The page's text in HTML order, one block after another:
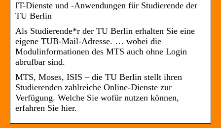
IT-Dienste und -Anwendungen für Studierende der
TU Berlin
Als Studierende*r der TU Berlin erhalten Sie eine
eigene TUB-Mail-Adresse. … wobei die
Modulinformationen des MTS auch ohne Login
abrufbar sind.
MTS, Moses, ISIS – die TU Berlin stellt ihren
Studierenden zahlreiche Online-Dienste zur
Verfügung. Welche Sie wofür nutzen können,
erfahren Sie hier.